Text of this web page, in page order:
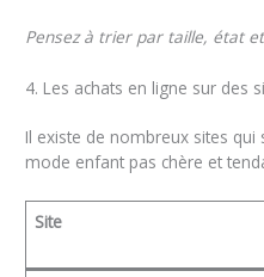
Pensez à trier par taille, état
4. Les achats en ligne sur des
Il existe de nombreux sites qui
mode enfant pas chère et
Site